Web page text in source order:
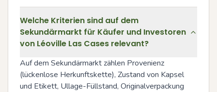
Welche Kriterien sind auf dem
Sekundärmarkt für Käufer und Investoren
von Léoville Las Cases relevant?
Auf dem Sekundärmarkt zählen Provenienz
(lückenlose Herkunftskette), Zustand von Kapsel
und Etikett, Ullage-Füllstand, Originalverpackung